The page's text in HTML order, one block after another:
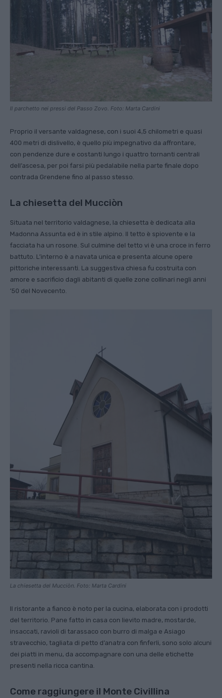
Il parchetto nei pressi del Passo Zovo. Foto: Marta Cardini
Proprio il versante valdagnese, con i suoi 4,5 chilometri e quasi
400 metri di dislivello, è quello più impegnativo da affrontare,
con pendenze dure e costanti lungo i quattro tornanti centrali
dell’ascesa, per poi farsi più pedalabile nella parte finale dopo
contrada Grendene fino al passo stesso.
La chiesetta del Mucciòn
Situata nel territorio valdagnese, la chiesetta è dedicata alla
Madonna Assunta ed è in stile alpino. Il tetto è spiovente e la
facciata ha un rosone. Sul culmine del tetto vi è una croce in ferro
battuto. L’interno è a navata unica e presenta alcune opere
pittoriche interessanti. La suggestiva chiesa fu costruita con
amore e sacrificio dagli abitanti di quelle zone collinari negli anni
’50 del Novecento.
La chiesetta del Mucciòn. Foto: Marta Cardini
Il ristorante a fianco è noto per la cucina, elaborata con i prodotti
del territorio. Pane fatto in casa con lievito madre, mostarde,
insaccati, ravioli di tarassaco con burro di malga e Asiago
stravecchio, tagliata di petto d’anatra con finferli, sono solo alcuni
dei piatti in menu, da accompagnare con una delle etichette
presenti nella ricca cantina.
Come raggiungere il Monte Civillina